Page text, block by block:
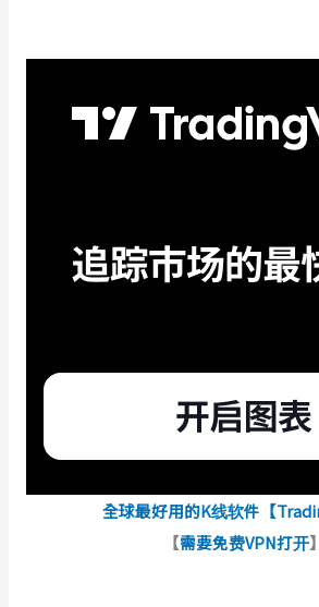
全球最好用的K线软件【
【需要免费VPN打开】